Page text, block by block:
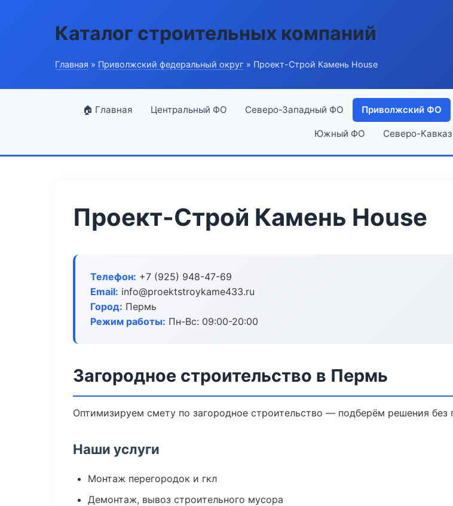
Каталог строительных компаний
Главная » Приволжский федеральный округ » Проект-Строй Камень House
🏠 Главная Центральный ФО Северо-Западный ФО Приволжский ФО
Южный ФО Северо-
Проект-Строй Камень House
Телефон: +7 (925) 948-47-69
Email: info@proektstroykame433.ru
Город: Пермь
Режим работы: Пн-Вс: 09:00-20:00
Загородное строительство в Пермь
Оптимизируем смету по загородное строительство — подберём решения без
Наши услуги
Монтаж перегородок и гкл
Демонтаж, вывоз строительного мусора